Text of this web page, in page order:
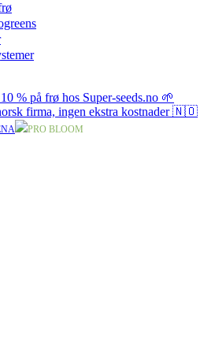
% på frø hos Super-seeds.no 🌱
firma, ingen ekstra kostnader 🇳🇴
PRO BLOOM